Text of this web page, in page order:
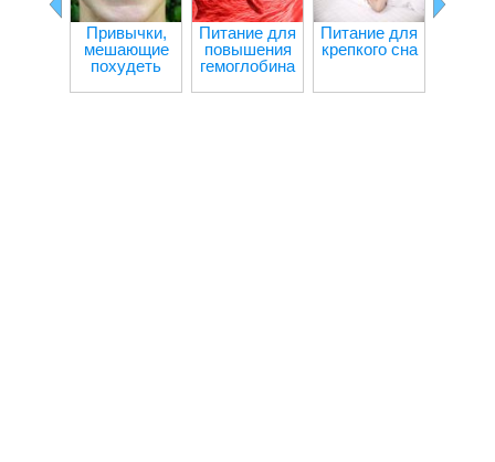
Привычки,
мешающие
похудеть
Питание для
повышения
гемоглобина
Питание для
крепкого сна